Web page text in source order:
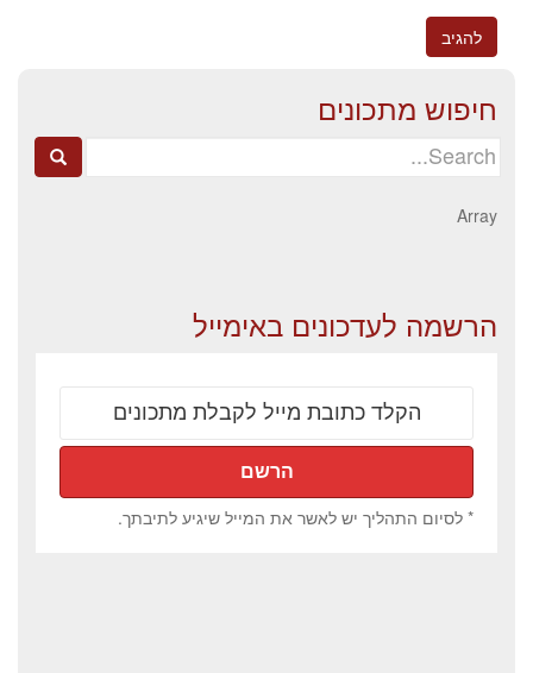
חיפוש מתכונים
Search
Array
הרשמה לעדכונים באימייל
* לסיום התהליך יש לאשר את המייל שיגיע לתיבתך.